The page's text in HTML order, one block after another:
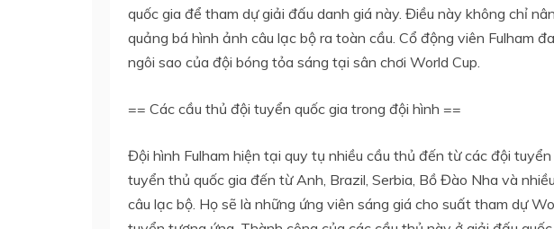
quốc gia để tham dự giải đấu danh giá này. Điều này không chỉ
quảng bá hình ảnh câu lạc bộ ra toàn cầu. Cổ động viên Fulham
ngôi sao của đội bóng tỏa sáng tại sân chơi World Cup.
== Các cầu thủ đội tuyển quốc gia trong đội hình ==
Đội hình Fulham hiện tại quy tụ nhiều cầu thủ đến từ các đội
tuyển thủ quốc gia đến từ Anh, Brazil, Serbia, Bồ Đào Nha và
câu lạc bộ. Họ sẽ là những ứng viên sáng giá cho suất tham dự